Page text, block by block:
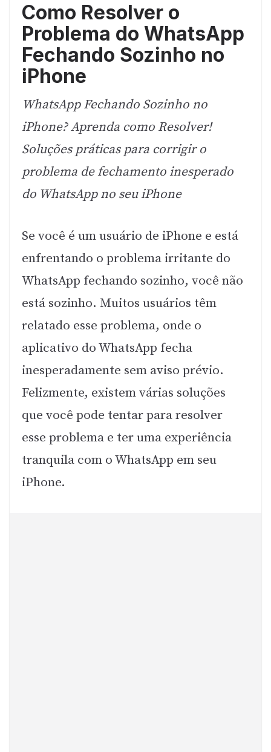
Como Resolver o
Problema do WhatsApp
Fechando Sozinho no
iPhone
WhatsApp Fechando Sozinho no
iPhone? Aprenda como Resolver!
Soluções práticas para corrigir o
problema de fechamento inesperado
do WhatsApp no seu iPhone
Se você é um usuário de iPhone e está
enfrentando o problema irritante do
WhatsApp fechando sozinho, você não
está sozinho. Muitos usuários têm
relatado esse problema, onde o
aplicativo do WhatsApp fecha
inesperadamente sem aviso prévio.
Felizmente, existem várias soluções
que você pode tentar para resolver
esse problema e ter uma experiência
tranquila com o WhatsApp em seu
iPhone.